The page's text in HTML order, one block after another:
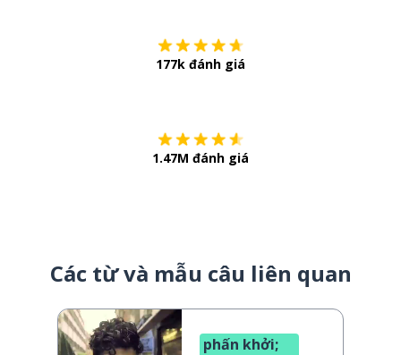
177k đánh giá
1.47M đánh giá
Các từ và mẫu câu liên quan
phấn khởi;